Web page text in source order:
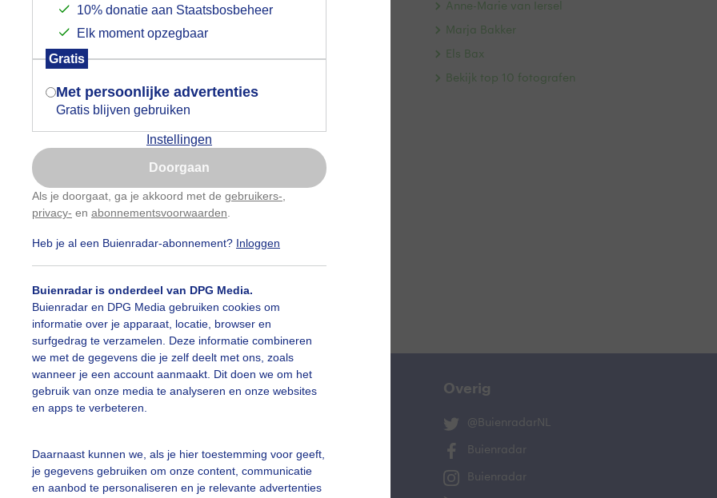
10% donatie aan Staatsbosbeheer
Elk moment opzegbaar
Gratis
Met persoonlijke advertenties
Gratis blijven gebruiken
Instellingen
Doorgaan
Als je doorgaat, ga je akkoord met de gebruikers-
privacy- en abonnementsvoorwaarden
Heb je al een Buienradar-abonnement? Inloggen
Buienradar is onderdeel van DPG Media.
Buienradar en DPG Media gebruiken cookies om
informatie over je apparaat, locatie, browser en
surfgedrag te verzamelen. Deze informatie combineren
we met de gegevens die je zelf deelt met ons, zoals
wanneer je een account aanmaakt. Dit doen we om het
gebruik van onze media te analyseren en onze websites
en apps te verbeteren.
Daarnaast kunnen we, als je hier toestemming voor geeft,
je gegevens gebruiken om onze content, communicatie
en aanbod te personaliseren en je relevante advertenties
slideshow
Een moment geduld aub...
##terras #bewolking
#droogte #duinen #fietser
#halo #hitte #hittegolf #kinderen
#levendestandbeelden
#natuur #opklaringen
#stapelwolkjes #strakblauwe_lucht
alle categorieën
Anne-Marie van Iersel
Marja Bakker
Els Bax
Bekijk top 10 fotografen
vragen
Mijn weer Overig
@BuienradarNL
Buienradar
Buienradar
Indien je hier nog geen akkoord op hebt
gegeven, verschijnt er zo een pop-up uit
je browser waarin deze toestemming
gevraagd wordt.
Is goed, toon de popup
Nu niet, misschien later
Gebruik je Safari en wil je niet elke dag deze pop-up
Klikhierom dit aan te passen